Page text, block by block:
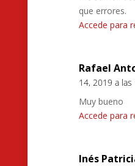
que errores.
Accede para
Rafael
14, 2019 a las
Muy bueno
Accede para
Inés